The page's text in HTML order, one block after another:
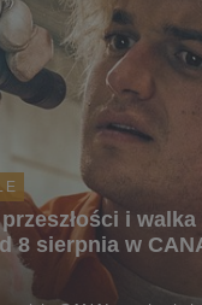
i walka
8 sierpnia w